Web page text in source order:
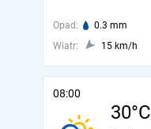
Opad: 0.3 mm
Wiatr:
15 km/h
08:00
30°C